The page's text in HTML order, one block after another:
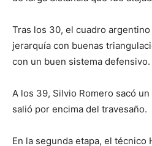
Tras los 30, el cuadro
jerarquía con buenas
con un buen sistema defensivo.
A los 39, Silvio Romero sacó
salió por encima del travesaño.
En la segunda etapa, el técnico